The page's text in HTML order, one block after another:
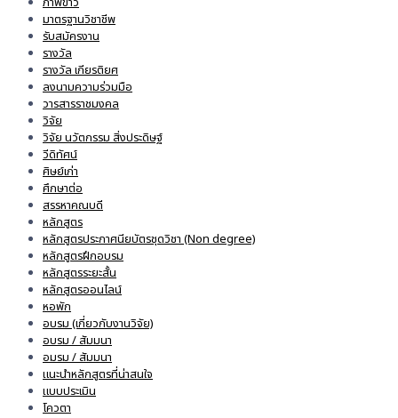
มาตรฐานวิชาชีพ
รับสมัครงาน
รางวัล
รางวัล เกียรติยศ
ลงนามความร่วมมือ
วารสารราชมงคล
วิจัย
วิจัย นวัตกรรม สิ่งประดิษฐ์
วีดิทัศน์
ศิษย์เก่า
ศึกษาต่อ
สรรหาคณบดี
หลักสูตร
หลักสูตรประกาศนียบัตรชุดวิชา (Non degree)
หลักสูตรฝึกอบรม
หลักสูตรระยะสั้น
หลักสูตรออนไลน์
หอพัก
อบรม (เกี่ยวกับงานวิจัย)
อบรม / สัมมนา
อมรม / สัมมนา
แนะนำหลักสูตรที่น่าสนใจ
แบบประเมิน
โควตา